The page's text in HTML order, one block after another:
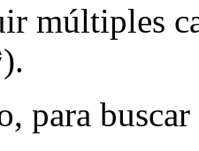
múltiples
).
para